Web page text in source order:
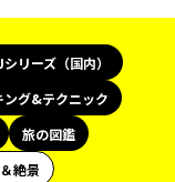
リーズ（国内）
ング&テクニック
旅の図鑑
絶景